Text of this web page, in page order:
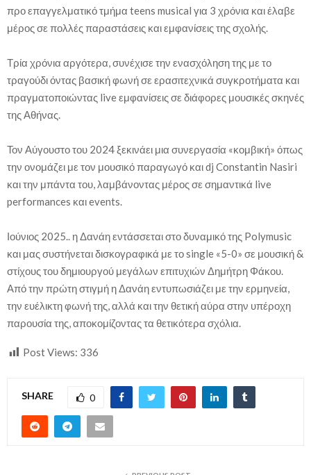
προ επαγγελματικό τμήμα teens musical για 3 χρόνια και έλαβε
μέρος σε πολλές παραστάσεις και εμφανίσεις της σχολής.
Τρία χρόνια αργότερα, συνέχισε την ενασχόληση της με το
τραγούδι όντας βασική φωνή σε ερασιτεχνικά συγκροτήματα και
πραγματοποιώντας live εμφανίσεις σε διάφορες μουσικές σκηνές
της Αθήνας.
Τον Αύγουστο του 2024 ξεκινάει μια συνεργασία «κομβική» όπως
την ονομάζει με τον μουσικό παραγωγό και dj Constantin Nasiri
και την μπάντα του, λαμβάνοντας μέρος σε σημαντικά live
performances και events.
Ιούνιος 2025.. η Δανάη εντάσσεται στο δυναμικό της Polymusic
και μας συστήνεται δισκογραφικά με το single «5-0» σε μουσική &
στίχους του δημιουργού μεγάλων επιτυχιών Δημήτρη Φάκου.
Από την πρώτη στιγμή η Δανάη εντυπωσιάζει με την ερμηνεία,
την ευέλικτη φωνή της, αλλά και την θετική αύρα στην υπέροχη
παρουσία της, αποκομίζοντας τα θετικότερα σχόλια.
Post Views: 336
SHARE 0